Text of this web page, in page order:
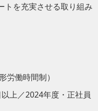
トを充実させる取り組み
労働時間制）
上／2024年度・正社員